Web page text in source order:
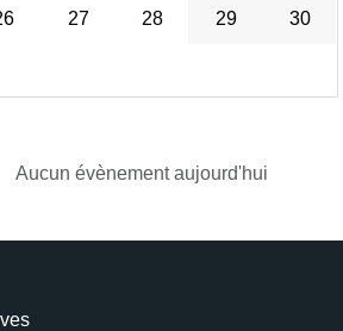
27 28 29 30
Aucun évènement aujourd'hui